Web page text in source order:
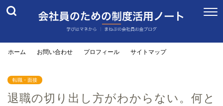
ホーム お問い合わせ プロフィール サイトマップ
転職・面接
退職の切り出し方がわからない。何と